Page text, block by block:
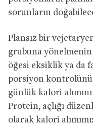
sorunların
Plansız bir
grubuna
öğesi eksiklik ya da
porsiyon
günlük kalori
Protein, açlığı
olarak kalori